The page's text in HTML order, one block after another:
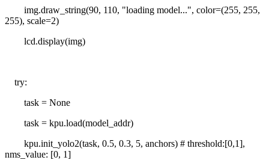
img.draw_string(90, 110, "loading model...", color=(255, 255,
255), scale=2)
lcd.display(img)
try:
task = None
task = kpu.load(model_addr)
kpu.init_yolo2(task, 0.5, 0.3, 5, anchors) # threshold:[0,1],
nms_value: [0, 1]